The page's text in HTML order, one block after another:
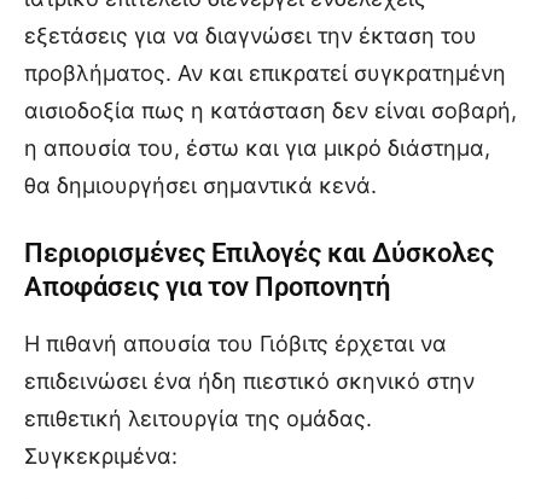
εξετάσεις για να διαγνώσει την έκταση του
προβλήματος. Αν και επικρατεί συγκρατημένη
αισιοδοξία πως η κατάσταση δεν είναι σοβαρή,
η απουσία του, έστω και για μικρό διάστημα,
θα δημιουργήσει σημαντικά κενά.
Περιορισμένες Επιλογές και Δύσκολες
Αποφάσεις για τον Προπονητή
Η πιθανή απουσία του Γιόβιτς έρχεται να
επιδεινώσει ένα ήδη πιεστικό σκηνικό στην
επιθετική λειτουργία της ομάδας.
Συγκεκριμένα: